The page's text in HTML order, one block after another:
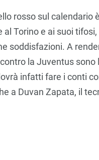
rosso sul calendario
al Torino e ai suoi
soddisfazioni. A
la Juventus sono
infatti fare i conti
a Duvan Zapata, il